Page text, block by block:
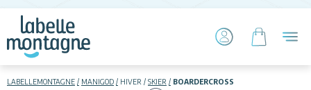
LABELLEMONTAGNE MANIGOD HIVER SKIER BOARDERCROSS